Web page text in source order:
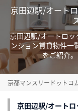
京田辺駅/オート
京田辺駅/オートロ
ンション賃貸物件一
をご紹介
京都マンスリードットコ
京田辺駅/オート